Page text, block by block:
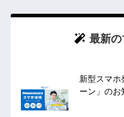
最新の
新型スマホ
ーン」のお